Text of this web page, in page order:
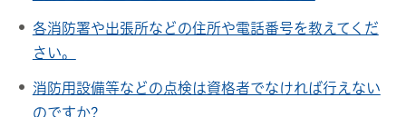
各消防署や出張所などの住所や電話番号を教えてくだ
さい。
消防用設備等などの点検は資格者でなければ行えない
のですか?